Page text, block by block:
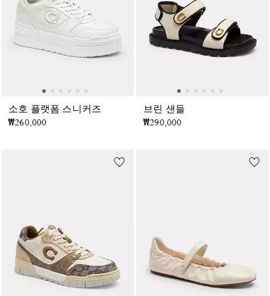
소호 플랫폼 스니커즈
₩260,000
브린 샌들
₩290,000